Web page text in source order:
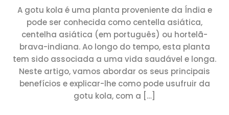
A gotu kola é uma planta proveniente da Índia e
pode ser conhecida como centella asiática,
centelha asiática (em português) ou hortelã-
brava-indiana. Ao longo do tempo, esta planta
tem sido associada a uma vida saudável e longa.
Neste artigo, vamos abordar os seus principais
benefícios e explicar-lhe como pode usufruir da
gotu kola, com a […]